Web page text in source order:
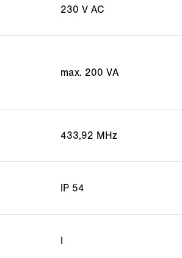
230 V AC
max. 200 VA
433,92 MHz
IP 54
I